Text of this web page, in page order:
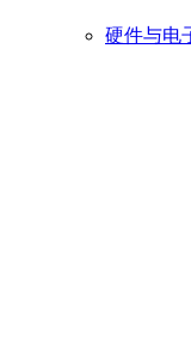
硬件与电